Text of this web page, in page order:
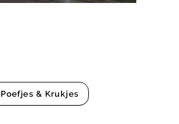
Poefjes & Krukjes